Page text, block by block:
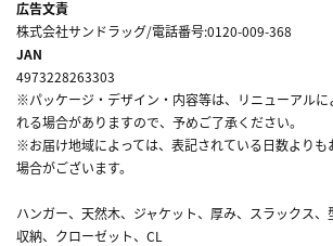
広告文責
株式会社サンドラッグ/電話番号:0120-009-368
JAN
4973228263303
※パッケージ・デザイン・内容等は、リニューアルに
れる場合がありますので、予めご了承ください。
※お届け地域によっては、表記されている日数よりも
場合がございます。
ハンガー、天然木、ジャケット、厚み、スラックス、
収納、クローゼット、CL